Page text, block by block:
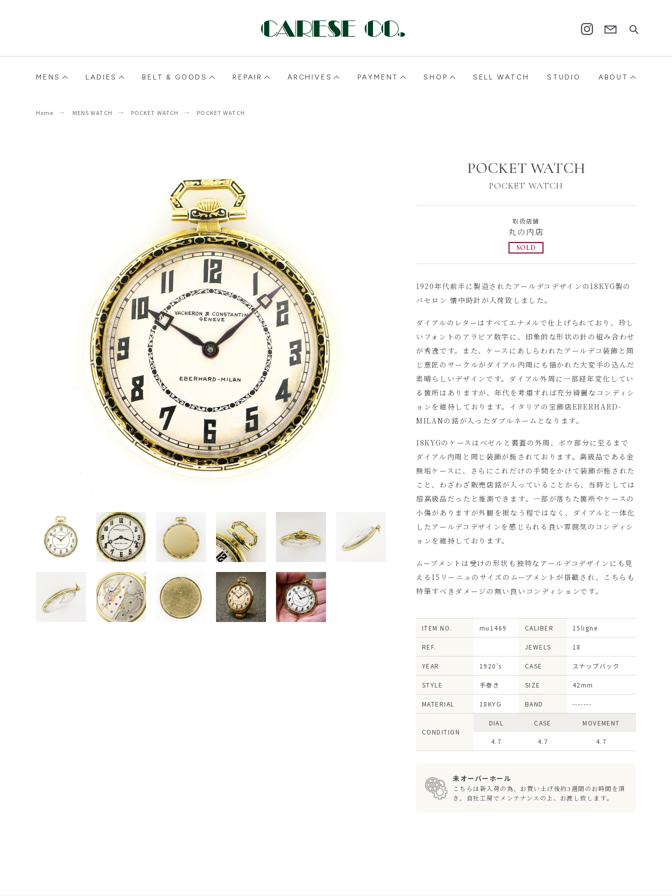
MENS LADIES BELT & GOODS REPAIR ARCHIVES PAYMENT SHOP SELL WATCH STUDIO ABOUT
Home MENS WATCH POCKET WATCH POCKET WATCH
POCKET WATCH
POCKET WATCH
取扱店舗
丸の内店
SOLD
1920年代前半に製造されたアールデコデザインの18KYG製の
バセロン 懐中時計が入荷致しました。
ダイアルのレターはすべてエナメルで仕上げられており、珍し
いフォントのアラビア数字に、印象的な形状の針の組み合わせ
が秀逸です。また、ケースにあしらわれたアールデコ装飾と同
じ意匠のサークルがダイアル内周にも描かれた大変手の込んだ
素晴らしいデザインです。ダイアル外周に一部経年変化してい
る箇所はありますが、年代を考慮すれば充分綺麗なコンディシ
ョンを維持しております。イタリアの宝飾店EBERHARD-
MILANの銘が入ったダブルネームとなります。
18KYGのケースはベゼルと裏蓋の外周、ボウ部分に至るまで
ダイアル内周と同じ装飾が施されております。高級品である金
無垢ケースに、さらにこれだけの手間をかけて装飾が施された
こと、わざわざ販売店銘が入っていることから、当時としては
超高級品だったと推測できます。一部が落ちた箇所やケースの
小傷がありますが外観を損なう程ではなく、ダイアルと一体化
したアールデコデザインを感じられる良い雰囲気のコンディシ
ョンを維持しております。
ムーブメントは受けの形状も独特なアールデコデザインにも見
える15リーニュのサイズのムーブメントが搭載され、こちらも
特筆すべきダメージの無い良いコンディションです。
ITEM NO. mu1469 CALIBER 15ligne
REF. JEWELS 18
YEAR 1920's CASE スナップバック
STYLE 手巻き SIZE 42mm
MATERIAL 18KYG BAND -------
CONDITION
DIAL CASE MOVEMENT
4.7 4.7 4.7
未オーバーホール
こちらは新入荷の為、お買い上げ後約3週間のお時間を頂
き、自社工房でメンテナンスの上、お渡し致します。